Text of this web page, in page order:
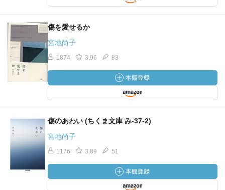
傷を愛せるか
宮地尚子
1874 3.96 83
傷のあわい (ちくま文庫 み-37-2)
宮地尚子
1176 3.89 51